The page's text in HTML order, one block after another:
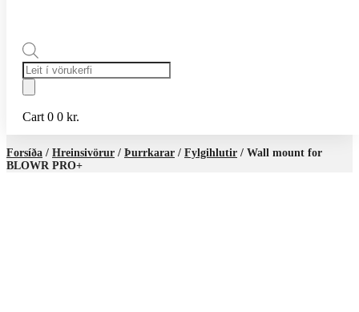
Products
search
Cart 0 0 kr.
Forsíða / Hreinsivörur / Þurrkarar / Fylgihlutir / Wall mount for
BLOWR PRO+